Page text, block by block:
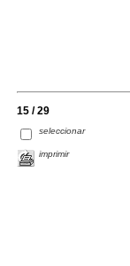
15 / 29
seleccionar
imprimir